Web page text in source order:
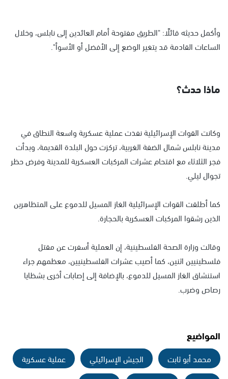
وأكمل حديثه قائلًا: "الطريق مفتوحة أمام العائدين إلى نابلس، وخلال
الساعات القادمة قد يتغير الوضع إلى الأفضل أو الأسوأ".
ماذا حدث؟
وكانت القوات الإسرائيلية نفذت عملية عسكرية واسعة النطاق في
مدينة نابلس شمال الضفة الغربية، تركزت حول البلدة القديمة، وبدأت
فجر الثلاثاء مع اقتحام عشرات المركبات العسكرية للمدينة وفرض حظر
تجوال ليلي.
كما أطلقت القوات الإسرائيلية الغاز المسيل للدموع على المتظاهرين
الذين رشقوا المركبات العسكرية بالحجارة.
وقالت وزارة الصحة الفلسطينية، إن العملية أسفرت عن مقتل
فلسطينيين اثنين، كما أصيب عشرات الفلسطينيين، معظمهم جراء
استنشاق الغاز المسيل للدموع، بالإضافة إلى إصابات أخرى بشظايا
رصاص وضرب.
المواضيع
محمد أبو ثابت الجيش الإسرائيلي
عملية عسكرية